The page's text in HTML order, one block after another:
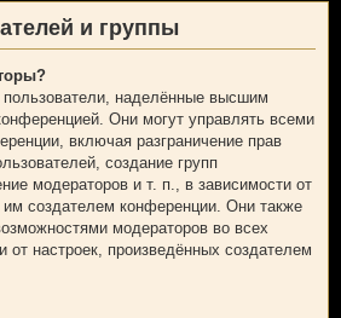
и группы
наделённые высшим
Они могут управлять всеми
включая разграничение прав
создание групп
модераторов и т. п., в зависимости от
создателем конференции. Они также
модераторов во всех
настроек, произведённых создателем